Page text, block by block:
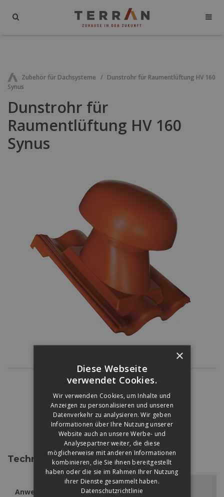
Zubehör für Dachsysteme
Dunstrohr für Raumentlüftung HV 160
Synus
Dunstrohr für
Raumentlüftung HV 160
Synus
Technische Daten
Anwendbar Synus
×
Diese Webseite
verwendet Cookies.
Wir verwenden Cookies, um Inhalte und
Anzeigen zu personalisieren und unseren
Datenverkehr zu analysieren. Wir geben
Informationen über Ihre Nutzung unserer
Website auch an unsere Werbe- und
Analysepartner weiter, die diese
möglicherweise mit anderen Informationen
kombinieren, die Sie ihnen bereitgestellt
haben oder die sie im Rahmen Ihrer Nutzung
ihrer Dienste gesammelt haben.
Datenschutzrichtlinie